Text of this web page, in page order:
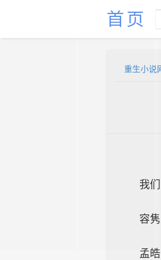
首页
重生小说
我
容
孟